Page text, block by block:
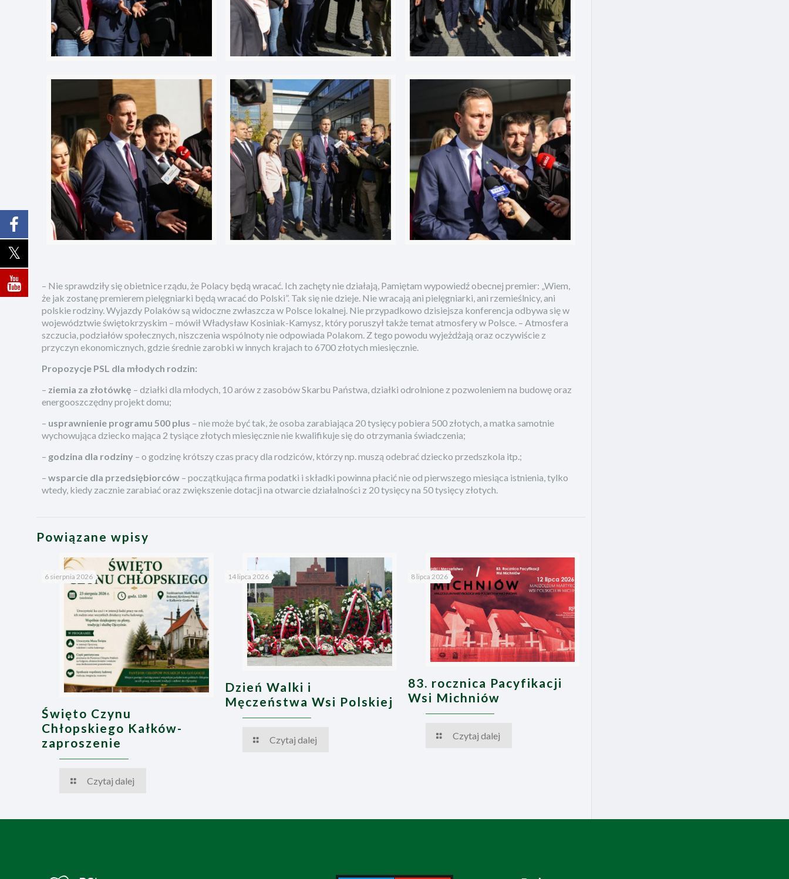
– Nie sprawdziły się obietnice rządu, że Polacy będą wracać. Ich zachęty nie działają, Pamiętam wypowiedź obecnej premier: „Wiem,
że jak zostanę premierem pielęgniarki będą wracać do Polski”. Tak się nie dzieje. Nie wracają ani pielęgniarki, ani rzemieślnicy, ani
polskie rodziny. Wyjazdy Polaków są widoczne zwłaszcza w Polsce lokalnej. Nie przypadkowo dzisiejsza konferencja odbywa się w
województwie świętokrzyskim – mówił Władysław Kosiniak-Kamysz, który poruszył także temat atmosfery w Polsce. – Atmosfera
szczucia, podziałów społecznych, niszczenia wspólnoty nie odpowiada Polakom. Z tego powodu wyjeżdżają oraz oczywiście z
przyczyn ekonomicznych, gdzie średnie zarobki w innych krajach to 6700 złotych miesięcznie.
Propozycje PSL dla młodych rodzin:
– ziemia za złotówkę – działki dla młodych, 10 arów z zasobów Skarbu Państwa, działki odrolnione z pozwoleniem na budowę oraz
energooszczędny projekt domu;
– usprawnienie programu 500 plus – nie może być tak, że osoba zarabiająca 20 tysięcy pobiera 500 złotych, a matka samotnie
wychowująca dziecko mająca 2 tysiące złotych miesięcznie nie kwalifikuje się do otrzymania świadczenia;
– godzina dla rodziny – o godzinę krótszy czas pracy dla rodziców, którzy np. muszą odebrać dziecko przedszkola itp.;
–wsparcie dla przedsiębiorców – początkująca firma podatki i składki powinna płacić nie od pierwszego miesiąca istnienia, tylko
wtedy, kiedy zacznie zarabiać oraz zwiększenie dotacji na otwarcie działalności z 20 tysięcy na 50 tysięcy złotych.
Powiązane wpisy
6 sierpnia 2026
Święto Czynu
Chłopskiego Kałków-
zaproszenie
Czytaj dalej
14 lipca 2026
Dzień Walki i
Męczeństwa Wsi Polskiej
Czytaj dalej
8 lipca 2026
83. rocznica Pacyfikacji
Wsi Michniów
Czytaj dalej